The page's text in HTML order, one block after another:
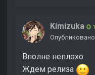
Kimizuka 1
Опубликовано
Вполне неплохо
Ждем релиза